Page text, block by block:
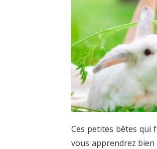
Ces petites bêtes qui
vous apprendrez bien